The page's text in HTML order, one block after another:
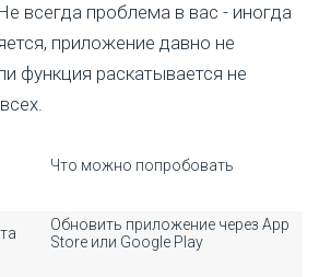
всегда проблема в вас - иногда
приложение давно не
функция раскатывается не
Что можно попробовать
Обновить приложение через App
Store или Google Play